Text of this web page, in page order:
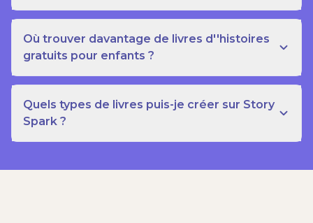
Où trouver davantage de livres d''histoires
gratuits pour enfants ?
Quels types de livres puis-je créer sur Story
Spark ?